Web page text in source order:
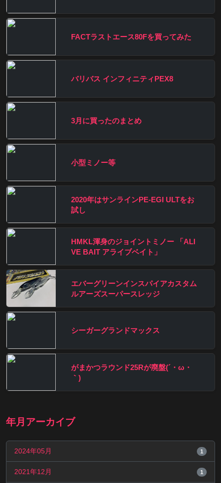
FACTラストエース80Fを買ってみた
バリバス インフィニティPEX8
3月に買ったのまとめ
小型ミノー等
2020年はサンラインPE-EGI ULTをお
試し
HMKL渾身のジョイントミノー 「ALI
VE BAIT アライブベイト」
エバーグリーンインスパイアカスタム
ルアーズスーパースレッジ
シーガーグランドマックス
がまかつラウンド25Rが廃盤(´・ω・
｀)
年月アーカイブ
2024年05月 1
2021年12月 1